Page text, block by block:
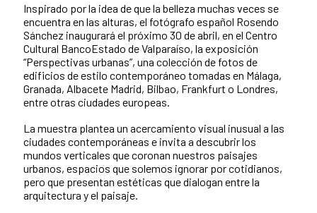
Inspirado por la idea de que la belleza muchas veces se
encuentra en las alturas, el fotógrafo español Rosendo
Sánchez inaugurará el próximo 30 de abril, en el Centro
Cultural BancoEstado de Valparaíso, la exposición
“Perspectivas urbanas”, una colección de fotos de
edificios de estilo contemporáneo tomadas en Málaga,
Granada, Albacete Madrid, Bilbao, Frankfurt o Londres,
entre otras ciudades europeas.
La muestra plantea un acercamiento visual inusual a las
ciudades contemporáneas e invita a descubrir los
mundos verticales que coronan nuestros paisajes
urbanos, espacios que solemos ignorar por cotidianos,
pero que presentan estéticas que dialogan entre la
arquitectura y el paisaje.